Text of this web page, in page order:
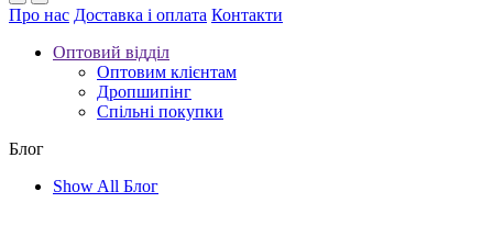
Про нас Доставка і оплата Контакти
Оптовий відділ
Оптовим клієнтам
Дропшипінг
Спільні покупки
Блог
Show All Блог